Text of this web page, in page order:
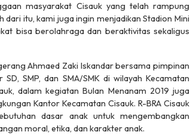
masyarakat Cisauk yang telah rampung
dari itu, kami juga ingin menjadikan Stadion Mini
bisa berolahraga dan beraktivitas sekaligus
Ahmaed Zaki Iskandar bersama pimpinan
SMP, dan SMA/SMK di wilayah Kecamatan
dalam kegiatan Bulan Menanam 2019 juga
Kantor Kecamatan Cisauk. R-BRA Cisauk
dasar anak untuk mengembangkan
moral, etika, dan karakter anak.